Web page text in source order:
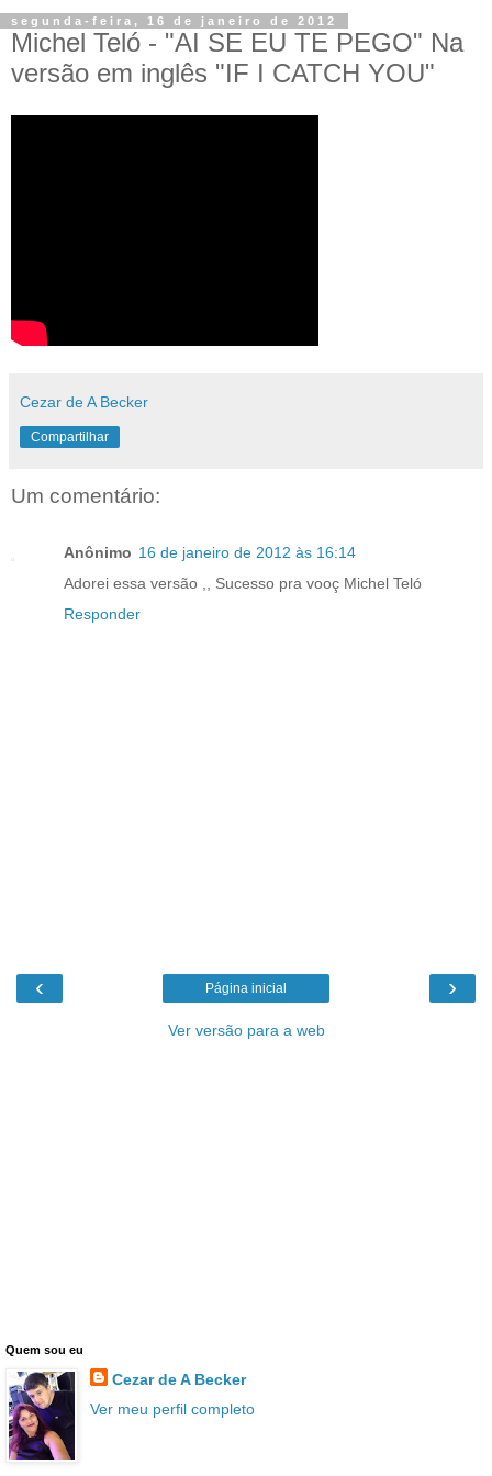
segunda-feira, 16 de janeiro de 2012
Michel Teló - "AI SE EU TE PEGO" Na
versão em inglês "IF I CATCH YOU"
Cezar de A Becker
Compartilhar
Um comentário:
Anônimo 16 de janeiro de 2012 às 16:14
Adorei essa versão ,, Sucesso pra vooç Michel Teló
Responder
‹ ›
Página inicial
Ver versão para a web
Quem sou eu
Cezar de A Becker
Ver meu perfil completo